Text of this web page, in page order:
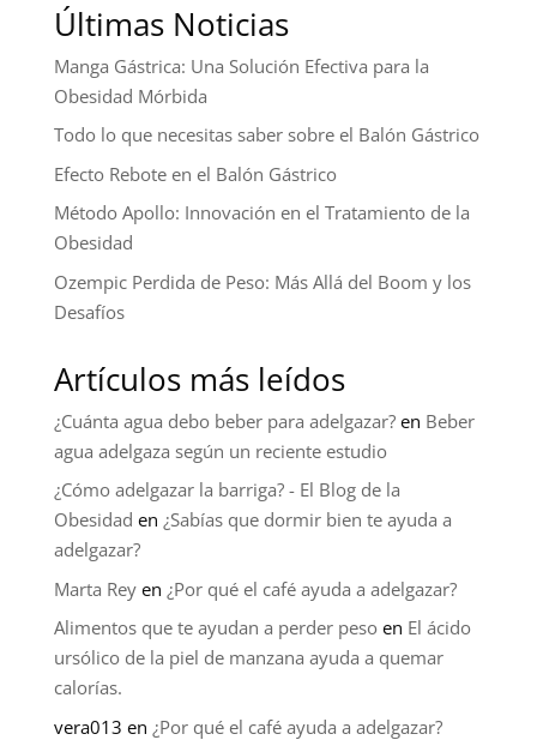
Últimas Noticias
Manga Gástrica: Una Solución Efectiva para la
Obesidad Mórbida
Todo lo que necesitas saber sobre el Balón Gástrico
Efecto Rebote en el Balón Gástrico
Método Apollo: Innovación en el Tratamiento de la
Obesidad
Ozempic Perdida de Peso: Más Allá del Boom y los
Desafíos
Artículos más leídos
¿Cuánta agua debo beber para adelgazar?en Beber
agua adelgaza según un reciente estudio
¿Cómo adelgazar la barriga? - El Blog de la
Obesidad en ¿Sabías que dormir bien te ayuda a
adelgazar?
Marta Reyen ¿Por qué el café ayuda a adelgazar?
Alimentos que te ayudan a perder pesoen El ácido
ursólico de la piel de manzana ayuda a quemar
calorías.
vera013 en ¿Por qué el café ayuda a adelgazar?